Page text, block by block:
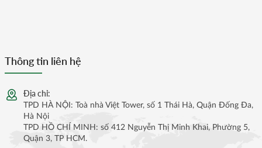
Thông tin liên hệ
Địa chỉ:
TPD HÀ NỘI: Toà nhà Việt Tower, số 1 Thái Hà, Quận Đống Đa,
Hà Nội
TPD HỒ CHÍ MINH: số 412 Nguyễn Thị Minh Khai, Phường 5,
Quận 3, TP HCM.